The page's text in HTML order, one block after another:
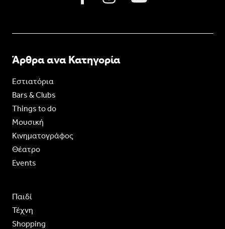
Άρθρα ανα Κατηγορία
Εστιατόρια
Bars & Clubs
Things to do
Moυσική
Κινηματογράφος
Θέατρο
Events
Παιδί
Τέχνη
Shopping